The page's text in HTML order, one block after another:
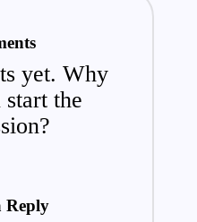
yet. Why
start the
Reply